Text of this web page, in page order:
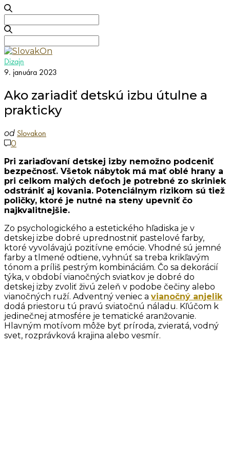
for:
for:
Dizajn
9. januára 2023
Ako zariadiť detskú izbu útulne a
prakticky
od Slovakon
0
Pri zariaďovaní detskej izby nemožno podceniť
bezpečnosť. Všetok nábytok má mať oblé hrany a
pri celkom malých deťoch je potrebné zo skriniek
odstrániť aj kovania. Potenciálnym rizikom sú tiež
poličky, ktoré je nutné na steny upevniť čo
najkvalitnejšie.
Zo psychologického a estetického hľadiska je v
detskej izbe dobré uprednostniť pastelové farby,
ktoré vyvolávajú pozitívne emócie. Vhodné sú jemné
farby a tlmené odtiene, vyhnúť sa treba krikľavým
tónom a príliš pestrým kombináciám. Čo sa dekorácií
týka, v období vianočných sviatkov je dobré do
detskej izby zvoliť živú zeleň v podobe čečiny alebo
vianočných ruží. Adventný veniec a vianočný anjelik
dodá priestoru tú pravú sviatočnú náladu. Kľúčom k
jedinečnej atmosfére je tematické aranžovanie.
Hlavným motívom môže byť príroda, zvieratá, vodný
svet, rozprávková krajina alebo vesmír.